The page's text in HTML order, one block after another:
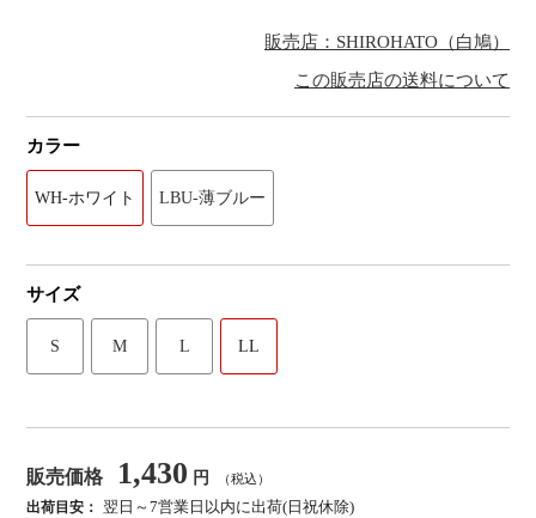
販売店：SHIROHATO（白鳩）
この販売店の送料について
カラー
WH-ホワイト LBU-薄ブルー
サイズ
S M L LL
販売価格 1,430 円 （税込）
出荷目安： 翌日～7営業日以内に出荷(日祝休除)